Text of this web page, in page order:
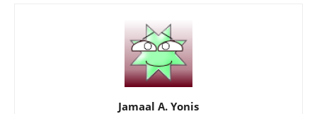
Jamaal A. Yonis